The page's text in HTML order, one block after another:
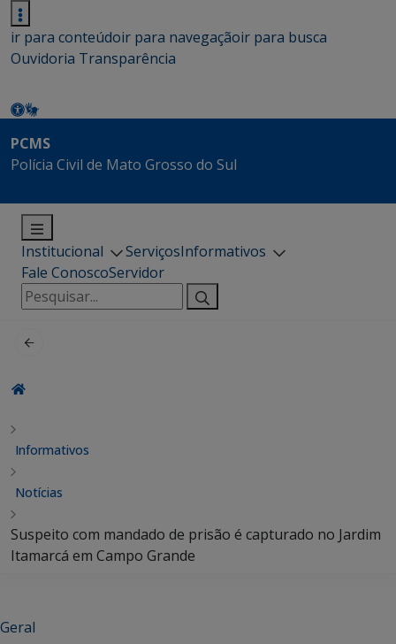
ir para conteúdoir para navegaçãoir para busca
Ouvidoria Transparência
PCMS
Polícia Civil de Mato Grosso do Sul
Institucional ServiçosInformativos
Fale ConoscoServidor
Pesquisar
por:
Informativos
Notícias
Suspeito com mandado de prisão é capturado no Jardim
Itamarcá em Campo Grande
Geral